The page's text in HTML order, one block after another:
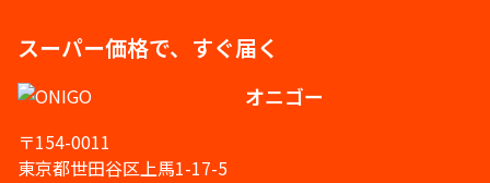
スーパー価格で、すぐ届く
オニゴー
〒154-0011
東京都世田谷区上馬1-17-5